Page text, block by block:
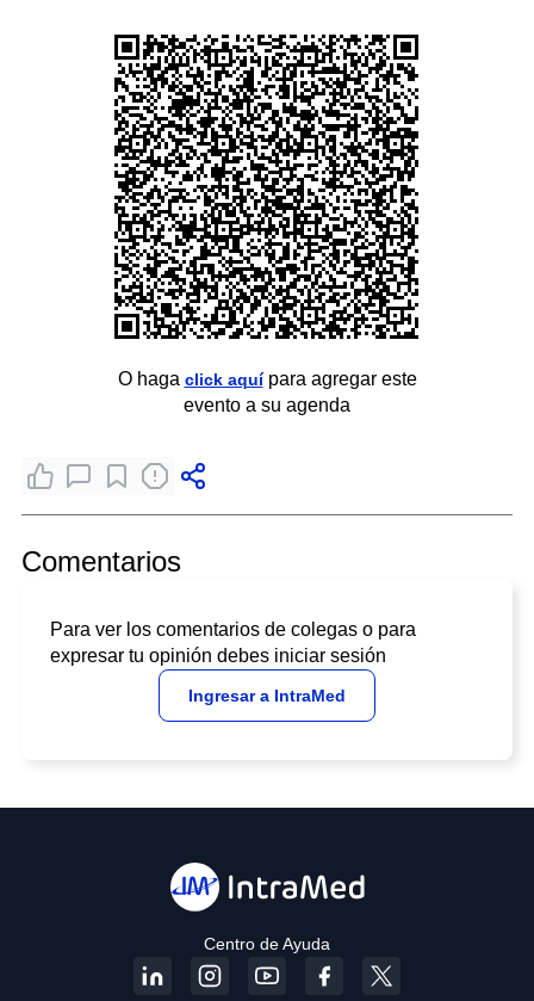
O haga click aquípara agregar este
evento a su agenda
Comentarios
Para ver los comentarios de colegas o para
expresar tu opinión debes iniciar sesión
Ingresar a IntraMed
Centro de Ayuda